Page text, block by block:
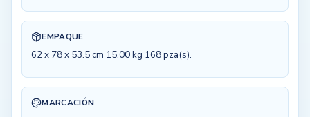
EMPAQUE
62 x 78 x 53.5 cm 15.00 kg 168 pza(s).
MARCACIÓN